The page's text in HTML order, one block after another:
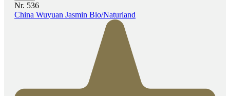
Nr. 536
China Wuyuan Jasmin Bio/Naturland